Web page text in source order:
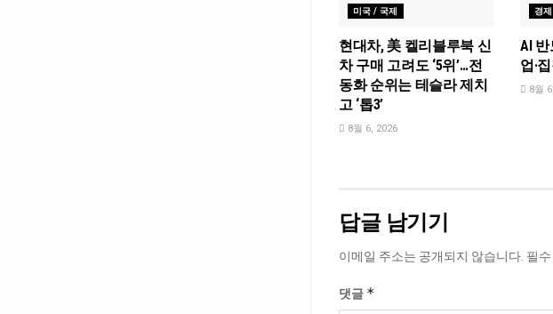
미국 / 국제
현대차, 美 켈리블루북 신
차 구매 고려도 ‘5위’…전
동화 순위는 테슬라 제치
고 ‘톱3’
8월 6, 2026
경제
AI
업·
8월
답글 남기기
이메일 주소는 공개되지 않습니다. 필
댓글 *